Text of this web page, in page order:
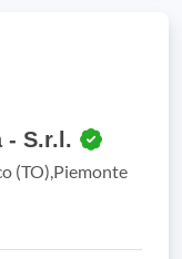
- S.r.l.
(TO),Piemonte